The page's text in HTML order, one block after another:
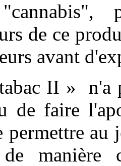
de ce
avant
tabac II »
de faire
permettre au
de